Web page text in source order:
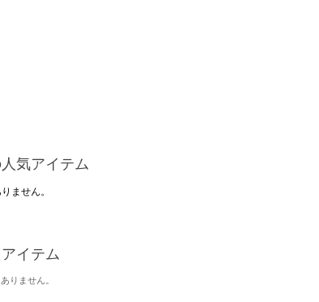
気アイテム
ません。
イテム
りません。